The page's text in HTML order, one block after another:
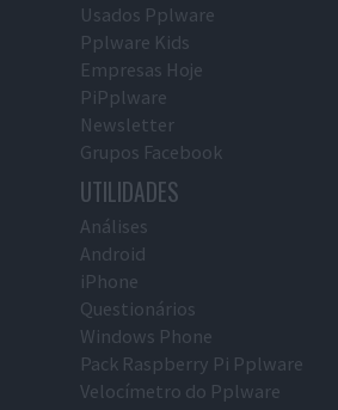
Usados Pplware
Pplware Kids
Empresas Hoje
PiPplware
Newsletter
Grupos Facebook
UTILIDADES
Análises
Android
iPhone
Questionários
Windows Phone
Pack Raspberry Pi Pplware
Velocímetro do Pplware